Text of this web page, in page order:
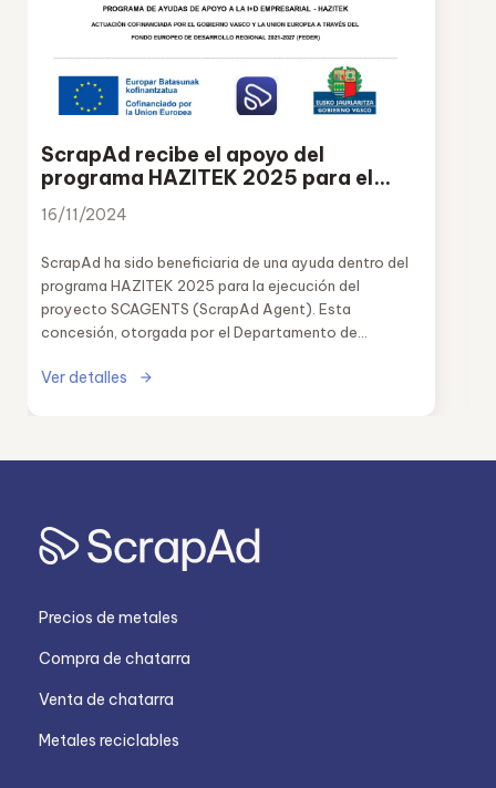
ScrapAd recibe el apoyo del
programa HAZITEK 2025 para el
desarrollo del proyecto SCAGENTS
16/11/2024
ScrapAd ha sido beneficiaria de una ayuda dentro del
programa HAZITEK 2025 para la ejecución del
proyecto SCAGENTS (ScrapAd Agent). Esta
concesión, otorgada por el Departamento de
Gobierno Vasco, supone un respaldo fundamental a
Ver detalles
Precios de metales
Compra de chatarra
Venta de chatarra
Metales reciclables